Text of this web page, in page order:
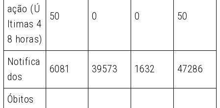
ação (Ú
ltimas 4
8 horas)
50 0 0 50
Notifica
dos
6081 39573 1632 47286
Óbitos